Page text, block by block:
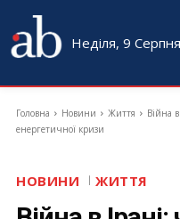
Неділя, 9
Головна Новини Життя
Війна
енергетичної кризи
НОВИНИ ЖИТТЯ